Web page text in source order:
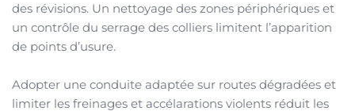
des révisions. Un nettoyage des zones périphériques et
un contrôle du serrage des colliers limitent l’apparition
de points d’usure.
Adopter une conduite adaptée sur routes dégradées et
limiter les freinages et accélarations violents réduit les